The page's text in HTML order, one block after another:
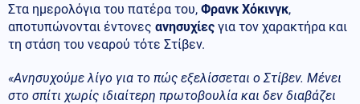
Στα ημερολόγια του πατέρα του, Φρανκ Χόκινγκ,
αποτυπώνονται έντονες ανησυχίες για τον χαρακτήρα και
τη στάση του νεαρού τότε Στίβεν.
«Ανησυχούμε λίγο για το πώς εξελίσσεται ο Στίβεν. Μένει
στο σπίτι χωρίς ιδιαίτερη πρωτοβουλία και δεν διαβάζει